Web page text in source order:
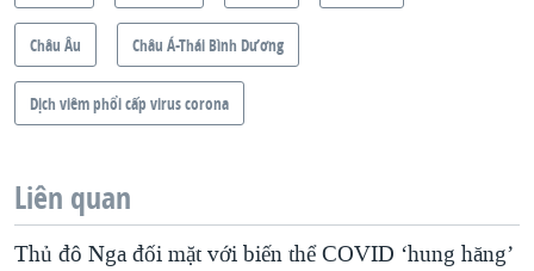
Châu Âu Châu Á-Thái Bình Dương
Dịch viêm phổi cấp virus corona
Liên quan
Thủ đô Nga đối mặt với biến thể COVID ‘hung hăng’